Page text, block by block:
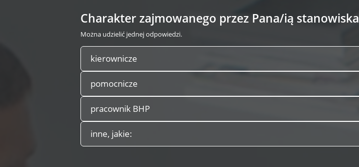
Charakter zajmowanego przez Pana/ią stanowiska
Można udzielić jednej odpowiedzi.
kierownicze
pomocnicze
pracownik BHP
inne, jakie: